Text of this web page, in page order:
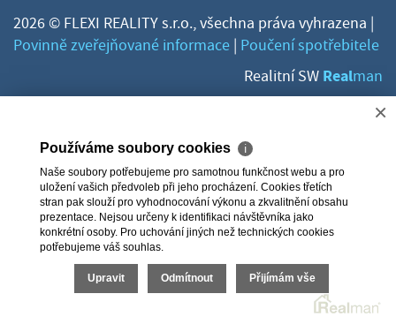
2026 © FLEXI REALITY s.r.o., všechna práva vyhrazena |
Povinně zveřejňované informace | Poučení spotřebitele
Realitní SW Realman
×
Používáme soubory cookies ℹ
Naše soubory potřebujeme pro samotnou funkčnost webu a pro
uložení vašich předvoleb při jeho procházení. Cookies třetích
stran pak slouží pro vyhodnocování výkonu a zkvalitnění obsahu
prezentace. Nejsou určeny k identifikaci návštěvníka jako
konkrétní osoby. Pro uchování jiných než technických cookies
potřebujeme váš souhlas.
Upravit Odmítnout Přijímám vše